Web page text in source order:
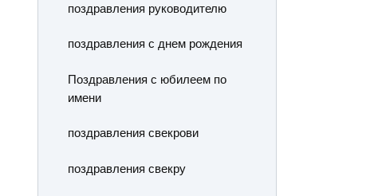
поздравления руководителю
поздравления с днем рождения
Поздравления с юбилеем по
имени
поздравления свекрови
поздравления свекру